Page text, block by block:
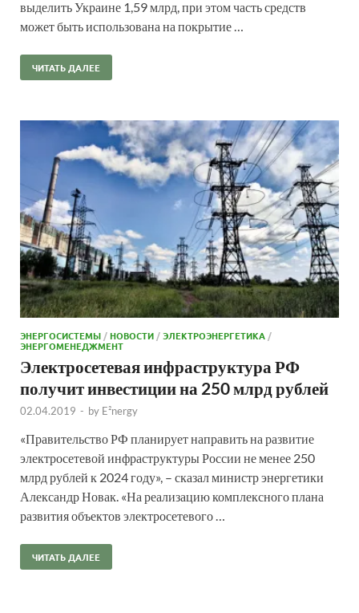
выделить Украине 1,59 млрд, при этом часть средств
может быть использована на покрытие …
ЧИТАТЬ ДАЛЕЕ
ЭНЕРГОСИСТЕМЫ /НОВОСТИ /ЭЛЕКТРОЭНЕРГЕТИКА /
ЭНЕРГОМЕНЕДЖМЕНТ
Электросетевая инфраструктура РФ
получит инвестиции на 250 млрд рублей
02.04.2019 - by E²nergy
«Правительство РФ планирует направить на развитие
электросетевой инфраструктуры России не менее 250
млрд рублей к 2024 году», – сказал министр энергетики
Александр Новак. «На реализацию комплексного плана
развития объектов электросетевого …
ЧИТАТЬ ДАЛЕЕ